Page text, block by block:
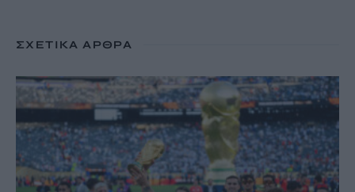
ΣΧΕΤΙΚΆ ΆΡΘΡΑ